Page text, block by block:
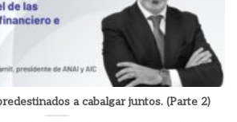
a cabalgar juntos. (Parte 2)